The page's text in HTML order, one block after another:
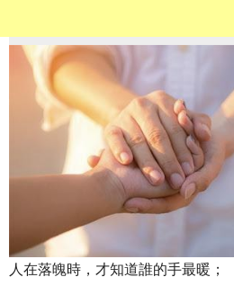
人在落魄時，才知道誰的手最暖；